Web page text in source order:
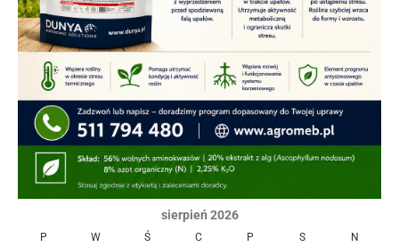
sierpień 2026
P W Ś C P S N